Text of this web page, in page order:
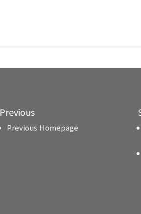
Previous
Previous Homepage